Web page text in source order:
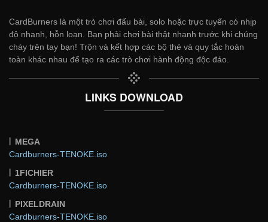
CardBurners là một trò chơi đấu bài, solo hoặc trực tuyến có nhịp
độ nhanh, hỗn loạn. Bạn phải chơi bài thật nhanh trước khi chúng
cháy trên tay bạn! Trộn và kết hợp các bộ thẻ và quy tắc hoàn
toàn khác nhau để tạo ra các trò chơi hành động độc đáo.
LINKS DOWNLOAD
MEGA
Cardburners-TENOKE.iso
1FICHIER
Cardburners-TENOKE.iso
PIXELDRAIN
Cardburners-TENOKE.iso